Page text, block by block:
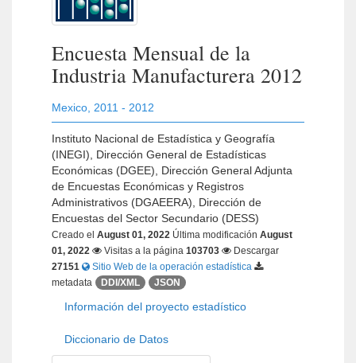
Encuesta Mensual de la
Industria Manufacturera 2012
Mexico 2011 - 2012
Instituto Nacional de Estadística y Geografía
(INEGI), Dirección General de Estadísticas
Económicas (DGEE), Dirección General Adjunta
de Encuestas Económicas y Registros
Administrativos (DGAEERA), Dirección de
Encuestas del Sector Secundario (DESS)
Creado el August 01, 2022 Última modificación August
01, 2022
Visitas a la página 103703
Descargar
27151
Sitio Web de la operación estadística
metadata
DDI/XML JSON
Información del proyecto estadístico
Diccionario de Datos